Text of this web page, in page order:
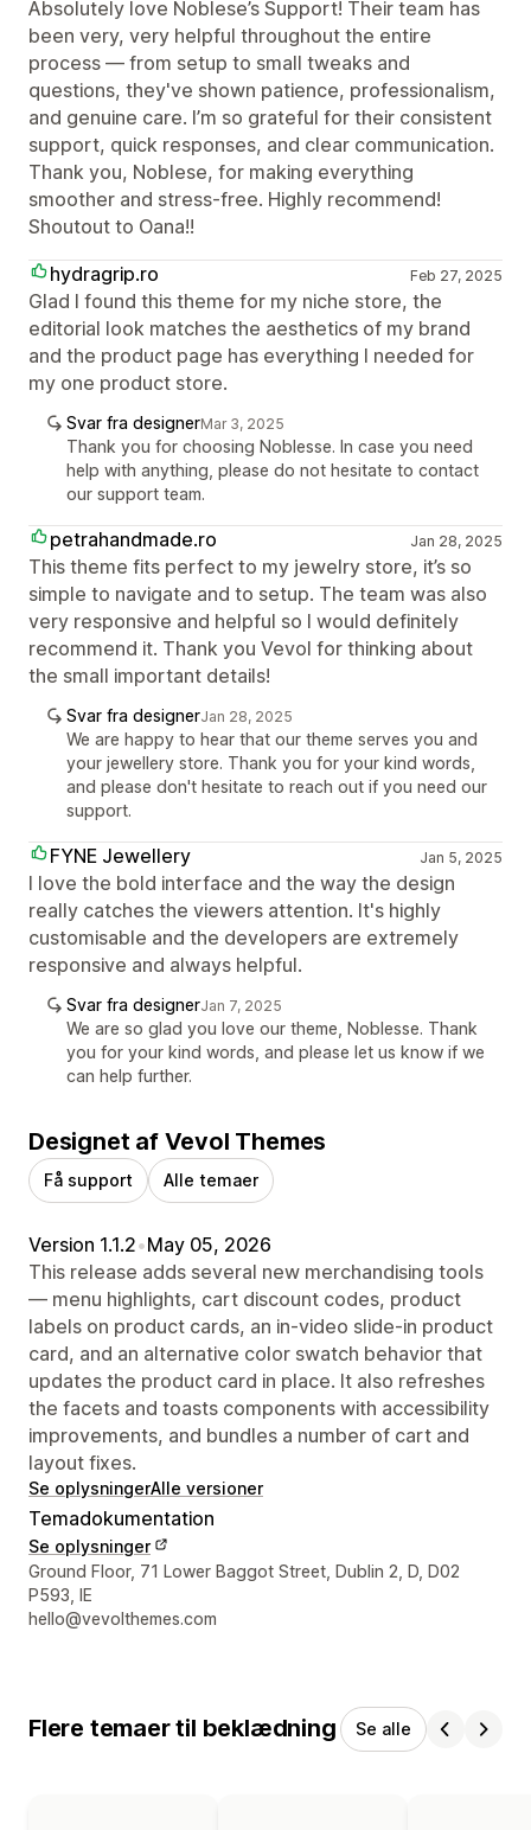
Absolutely love Noblese’s Support! Their team has
been very, very helpful throughout the entire
process — from setup to small tweaks and
questions, they've shown patience, professionalism,
and genuine care. I’m so grateful for their consistent
support, quick responses, and clear communication.
Thank you, Noblese, for making everything
smoother and stress-free. Highly recommend!
Shoutout to Oana!!
hydragrip.ro
Feb 27, 2025
Glad I found this theme for my niche store, the
editorial look matches the aesthetics of my brand
and the product page has everything I needed for
my one product store.
Svar fra designerMar 3, 2025
Thank you for choosing Noblesse. In case you need
help with anything, please do not hesitate to contact
our support team.
petrahandmade.ro Jan 28, 2025
This theme fits perfect to my jewelry store, it’s so
simple to navigate and to setup. The team was also
very responsive and helpful so I would definitely
recommend it. Thank you Vevol for thinking about
the small important details!
Svar fra designerJan 28, 2025
We are happy to hear that our theme serves you and
your jewellery store. Thank you for your kind words,
and please don't hesitate to reach out if you need our
support.
FYNE Jewellery Jan 5, 2025
I love the bold interface and the way the design
really catches the viewers attention. It's highly
customisable and the developers are extremely
responsive and always helpful.
Svar fra designerJan 7, 2025
We are so glad you love our theme, Noblesse. Thank
you for your kind words, and please let us know if we
can help further.
Designet af Vevol Themes
Få support Alle temaer
Version 1.1.2•May 05, 2026
This release adds several new merchandising tools
— menu highlights, cart discount codes, product
labels on product cards, an in-video slide-in product
card, and an alternative color swatch behavior that
updates the product card in place. It also refreshes
the facets and toasts components with accessibility
improvements, and bundles a number of cart and
layout fixes.
Se oplysningerAlle versioner
Temadokumentation
Se oplysninger
Se kontaktoplysninger
Ground Floor, 71 Lower Baggot Street, Dublin 2, D, D02
P593, IE
hello@vevolthemes.com
Flere temaer til beklædning Se alle